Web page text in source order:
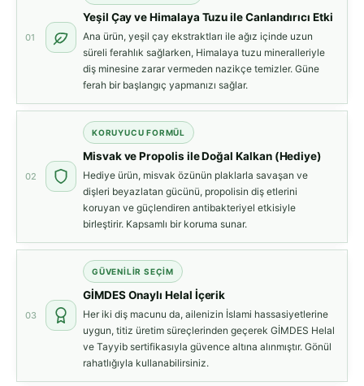
01
Yeşil Çay ve Himalaya Tuzu ile Canlandırıcı Etki
Ana ürün, yeşil çay ekstraktları ile ağız içinde uzun
süreli ferahlık sağlarken, Himalaya tuzu mineralleriyle
diş minesine zarar vermeden nazikçe temizler. Güne
ferah bir başlangıç yapmanızı sağlar.
02
KORUYUCU FORMÜL
Misvak ve Propolis ile Doğal Kalkan (Hediye)
Hediye ürün, misvak özünün plaklarla savaşan ve
dişleri beyazlatan gücünü, propolisin diş etlerini
koruyan ve güçlendiren antibakteriyel etkisiyle
birleştirir. Kapsamlı bir koruma sunar.
03
GÜVENILIR SEÇIM
GİMDES Onaylı Helal İçerik
Her iki diş macunu da, ailenizin İslami hassasiyetlerine
uygun, titiz üretim süreçlerinden geçerek GİMDES Helal
ve Tayyib sertifikasıyla güvence altına alınmıştır. Gönül
rahatlığıyla kullanabilirsiniz.